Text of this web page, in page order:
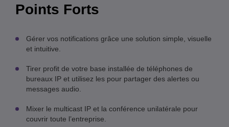
Points Forts
Gérer vos notifications grâce une solution simple, visuelle
et intuitive.
Tirer profit de votre base installée de téléphones de
bureaux IP et utilisez les pour partager des alertes ou
messages audio.
Mixer le multicast IP et la conférence unilatérale pour
couvrir toute l’entreprise.